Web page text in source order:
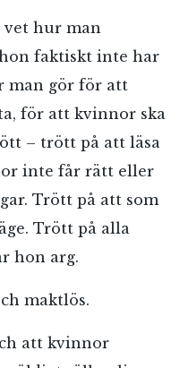
hur man
faktiskt inte har
man gör för att
för att kvinnor ska
– trött på att läsa
inte får rätt eller
Trött på att som
Trött på alla
hon arg.
maktlös.
att kvinnor